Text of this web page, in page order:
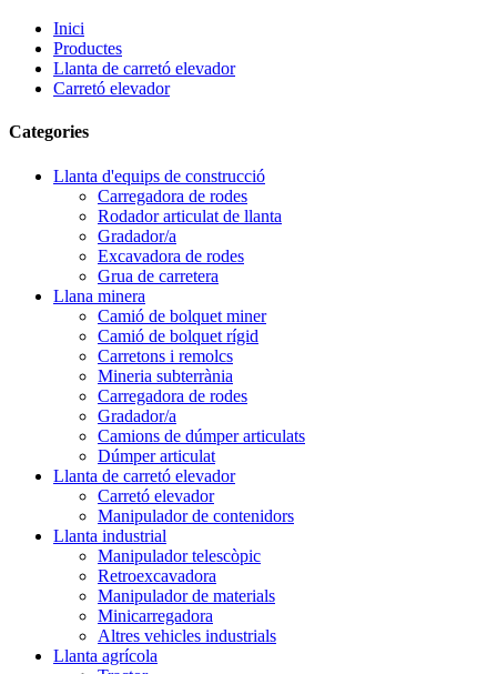
Inici
Productes
Llanta de carretó elevador
Carretó elevador
Categories
Llanta d'equips de construcció
Carregadora de rodes
Rodador articulat de llanta
Gradador/a
Excavadora de rodes
Grua de carretera
Llana minera
Camió de bolquet miner
Camió de bolquet rígid
Carretons i remolcs
Mineria subterrània
Carregadora de rodes
Gradador/a
Camions de dúmper articulats
Dúmper articulat
Llanta de carretó elevador
Carretó elevador
Manipulador de contenidors
Llanta industrial
Manipulador telescòpic
Retroexcavadora
Manipulador de materials
Minicarregadora
Altres vehicles industrials
Llanta agrícola